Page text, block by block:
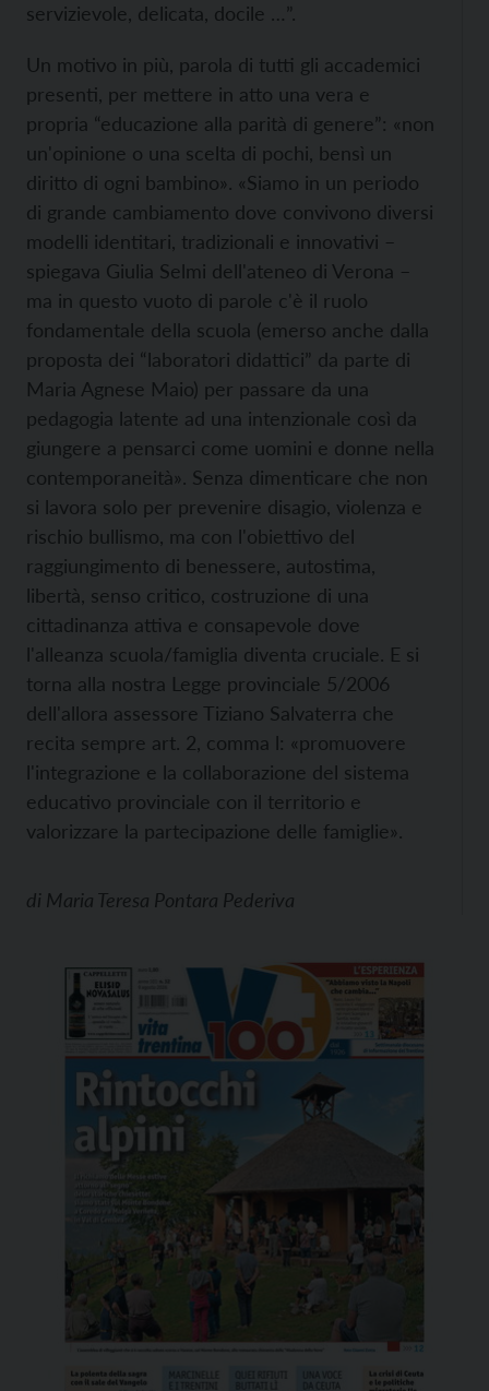
servizievole, delicata, docile …”.
Un motivo in più, parola di tutti gli accademici
presenti, per mettere in atto una vera e
propria “educazione alla parità di genere”: «non
un'opinione o una scelta di pochi, bensì un
diritto di ogni bambino». «Siamo in un periodo
di grande cambiamento dove convivono diversi
modelli identitari, tradizionali e innovativi –
spiegava Giulia Selmi dell'ateneo di Verona –
ma in questo vuoto di parole c'è il ruolo
fondamentale della scuola (emerso anche dalla
proposta dei “laboratori didattici” da parte di
Maria Agnese Maio) per passare da una
pedagogia latente ad una intenzionale così da
giungere a pensarci come uomini e donne nella
contemporaneità». Senza dimenticare che non
si lavora solo per prevenire disagio, violenza e
rischio bullismo, ma con l'obiettivo del
raggiungimento di benessere, autostima,
libertà, senso critico, costruzione di una
cittadinanza attiva e consapevole dove
l'alleanza scuola/famiglia diventa cruciale. E si
torna alla nostra Legge provinciale 5/2006
dell'allora assessore Tiziano Salvaterra che
recita sempre art. 2, comma l: «promuovere
l'integrazione e la collaborazione del sistema
educativo provinciale con il territorio e
valorizzare la partecipazione delle famiglie».
di Maria Teresa Pontara Pederiva